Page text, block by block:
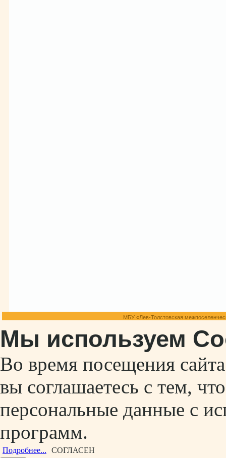
МБУ «Лев-Толстовская
Мы используем
Во время посещения
вы соглашаетесь с тем,
персональные данные с
программ.
Подробнее... СОГЛАСЕН